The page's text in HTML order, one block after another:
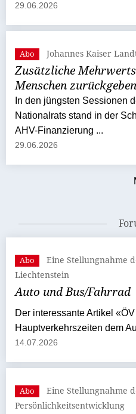
29.06.2026
Abo Johannes Kaiser
Zusätzliche
Menschen
In den jüngsten Sessionen
Nationalrats stand in der
AHV-Finanzierung ...
29.06.2026
Abo
Eine Stellungnahme
Liechtenstein
Auto und Bus/Fahrrad
Der interessante Artikel
Hauptverkehrszeiten dem
14.07.2026
Abo
Eine Stellungnahme
Persönlichkeitsentwicklung